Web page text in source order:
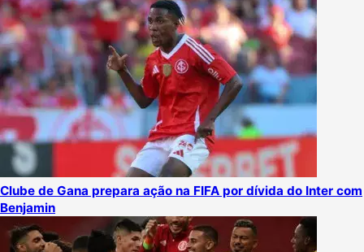
Clube de Gana prepara ação na FIFA por dívida do Inter com
Benjamin